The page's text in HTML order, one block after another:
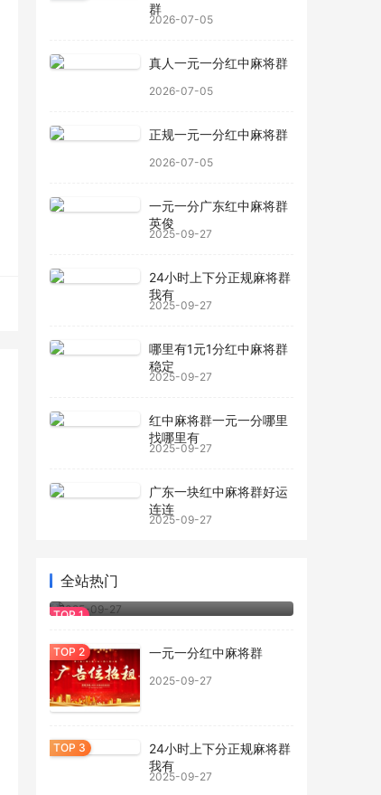
群
2026-07-05
真人一元一分红中麻将群
2026-07-05
正规一元一分红中麻将群
2026-07-05
一元一分广东红中麻将群
英俊
2025-09-27
24小时上下分正规麻将群
我有
2025-09-27
哪里有1元1分红中麻将群
稳定
2025-09-27
红中麻将群一元一分哪里
找哪里有
2025-09-27
广东一块红中麻将群好运
连连
2025-09-27
全站热门
正规一元一分红中麻将群
2025-09-27
一元一分红中麻将群
2025-09-27
24小时上下分正规麻将群
我有
2025-09-27